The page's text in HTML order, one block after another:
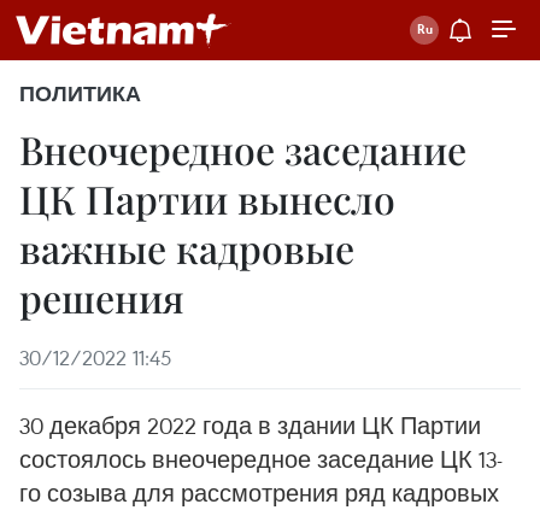
ПОЛИТИКА
Внеочередное заседание
ЦК Партии вынесло
важные кадровые
решения
30/12/2022 11:45
30 декабря 2022 года в здании ЦК Партии
состоялось внеочередное заседание ЦК 13-
го созыва для рассмотрения ряд кадровых